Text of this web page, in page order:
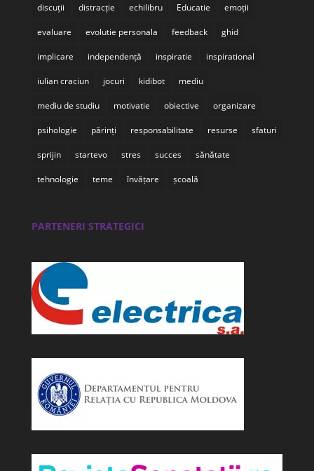
discuții distracție echilibru Educatie emoții
evaluare evolutie personala feedback ghid
implicare independență inspiratie inspirational
iulian craciun jocuri kidibot mediu
mediu de studiu motivatie obiective organizare
psihologie părinți responsabilitate resurse sfaturi
sprijin startevo stres succes sănătate
tehnologie teme învățare școală
PARTENERI STRATEGICI